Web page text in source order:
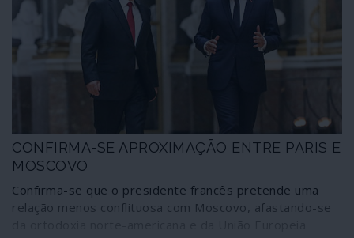
CONFIRMA-SE APROXIMAÇÃO ENTRE PARIS E
MOSCOVO
Confirma-se que o presidente francês pretende uma
relação menos conflituosa com Moscovo, afastando-se